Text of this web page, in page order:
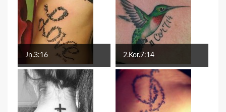
Jņ.3:16 2.Kor.7:14